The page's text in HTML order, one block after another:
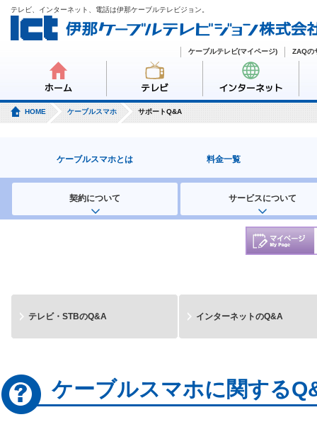
テレビ、インターネット、電話は伊那ケーブルテレビジョン。
ホーム テレビ インターネット
ZAQの
ケーブルテレビ(マイページ)
HOME ケーブルスマホ サポートQ&A
ケーブルスマホとは 料金一覧
契約について サービスについて
テレビ・STBのQ&A インターネットのQ&A
ケーブルスマホに関する